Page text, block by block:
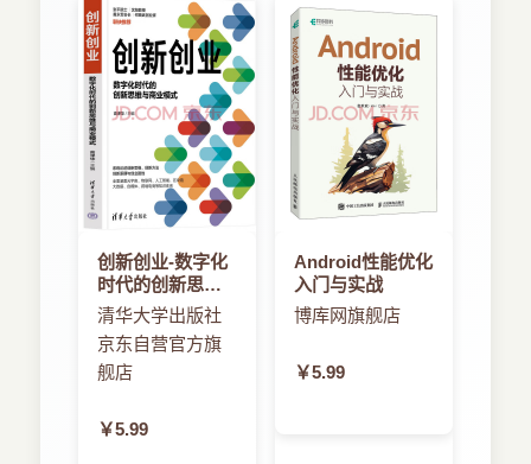
创新创业-数字化
时代的创新思维
与商业模式
清华大学出版社
京东自营官方旗
舰店
￥5.99
Android性能优化
入门与实战
博库网旗舰店
￥5.99